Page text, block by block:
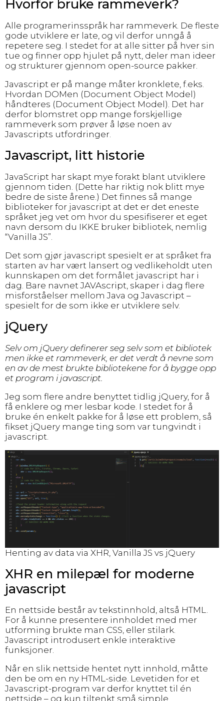
Hvorfor bruke rammeverk?
Alle programerinsspråk har rammeverk. De fleste
gode utviklere er late, og vil derfor unngå å
repetere seg. I stedet for at alle sitter på hver sin
tue og finner opp hjulet på nytt, deler man ideer
og strukturer gjennom open-source pakker.
Javascript er på mange måter kronklete, f.eks.
Hvordan DOMen (Document Object Model)
håndteres (Document Object Model). Det har
derfor blomstret opp mange forskjellige
rammeverk som prøver å løse noen av
Javascripts utfordringer.
Javascript, litt historie
JavaScript har skapt mye forakt blant utviklere
gjennom tiden. (Dette har riktig nok blitt mye
bedre de siste årene.) Det finnes så mange
biblioteker for javascript at det er det eneste
språket jeg vet om hvor du spesifiserer et eget
navn dersom du IKKE bruker bibliotek, nemlig
“Vanilla JS”.
Det som gjør javascript spesielt er at språket fra
starten av har vært lansert og vedlikeholdt uten
kunnskapen om det formålet javascript har i
dag. Bare navnet JAVAscript, skaper i dag flere
misforståelser mellom Java og Javascript –
spesielt for de som ikke er utviklere selv.
jQuery
Selv om jQuery definerer seg selv som et bibliotek
men ikke et rammeverk, er det verdt å nevne som
en av de mest brukte bibliotekene for å bygge opp
et program i javascript.
Jeg som flere andre benyttet tidlig jQuery, for å
få enklere og mer lesbar kode. I stedet for å
bruke én enkelt pakke for å løse ett problem, så
fikset jQuery mange ting som var tungvindt i
javascript.
Henting av data via XHR, Vanilla JS vs jQuery
XHR en milepæl for moderne
javascript
En nettside består av tekstinnhold, altså HTML.
For å kunne presentere innholdet med mer
utforming brukte man CSS, eller stilark.
Javascript introdusert enkle interaktive
funksjoner.
Når en slik nettside hentet nytt innhold, måtte
den be om en ny HTML-side. Levetiden for et
Javascript-program var derfor knyttet til én
nettside – og kun tiltenkt små simple